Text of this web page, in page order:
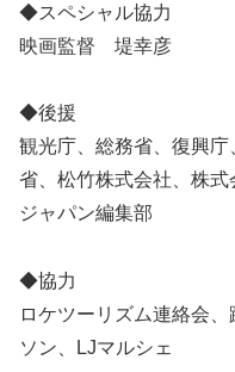
◆スペシャル協力
映画監督 堤幸彦
◆後援
観光庁、総務省、復興
省、松竹株式会社、株
ジャパン編集部
◆協力
ロケツーリズム連絡会
ソン、LJマルシェ